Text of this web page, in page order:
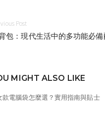
Post
包：現代生活中的多功能必
MIGHT ALSO LIKE
款電腦袋怎麼選？實用指南與貼士